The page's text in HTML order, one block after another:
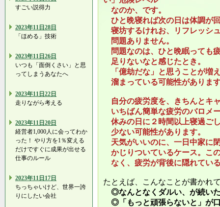
すごい説得力
2023年11日28日
「ほめる」技術
2023年11日26日
いつも「面倒くさい」と思
ってしまうあなたへ
2023年11日22日
走りながら考える
2023年11日20日
経営者1,000人に会ってわか
った！ やり方を1％変える
だけですぐに成果が出せる
仕事のルール
2023年11日17日
ちっちゃいけど、世界一誇
りにしたい会社
なのか、です。
ひと晩寝れば次の日は体調が
寝坊するけれお、リフレッシ
問題ありません。
問題なのは、ひと晩眠っても
足りないなと感じたとき。
「億劫だな」と思うことが増
溜まっている可能性がありま
自分の疲労度を、きちんとキ
いちばん簡単な疲労のバロメ
休みの日に２時間以上寝過ご
少ない可能性があります。
天気がいいのに、一日中家に
かじりついているケース。こ
なく、疲労が背後に隠れてい
たとえば、こんなことが書かれ
◎なんとなくダルい、が続い
◎「もっと頑張らないと」が